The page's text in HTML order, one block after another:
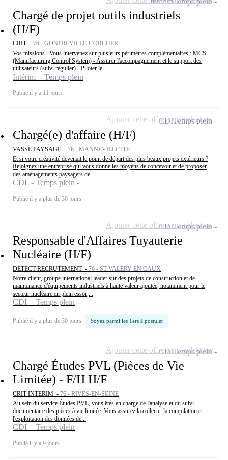
Chargé de projet outils industriels
(H/F)
CRIT - 76 - GONFREVILLE-L'ORCHER
Vos missions : Vous intervenez sur plusieurs périmètres complémentaires : MCS
(Manufacturing Control System) - Assurer l'accompagnement et le support des
utilisateurs (suivi régulier) - Piloter le...
Intérim - Temps plein
Publié il y a 11 jours
Chargé(e) d'affaire (H/F)
VASSE PAYSAGE - 76 - MANNEVILLETTE
Et si votre créativité devenait le point de départ des plus beaux projets extérieurs ?
Rejoignez une entreprise qui vous donne les moyens de concevoir et de proposer
des aménagements paysagers de...
CDI - Temps plein
Publié il y a plus de 30 jours
CDITemps plein
Ajouter cette offre à ma sélection
Responsable d'Affaires Tuyauterie
Nucléaire (H/F)
DETECT RECRUTEMENT - 76 - ST VALERY EN CAUX
Notre client, groupe international leader sur des projets de construction et de
maintenance d'équipements industriels à haute valeur ajoutée, notamment pour le
secteur nucléaire en plein essor,...
CDI - Temps plein
Publié il y a plus de 30 jours Soyez parmi les 1ers à postuler
CDITemps plein
Ajouter cette offre à ma sélection
Chargé Études PVL (Pièces de Vie
Limitée) - F/H H/F
CRIT INTERIM - 76 - RIVES-EN-SEINE
Au sein du service Études PVL, vous êtes en charge de l'analyse et du suivi
documentaire des pièces à vie limitée. Vous assurez la collecte, la compilation et
l'exploitation des données de...
CDI - Temps plein
Publié il y a 9 jours
CDITemps plein
Ajouter cette offre à ma sélection